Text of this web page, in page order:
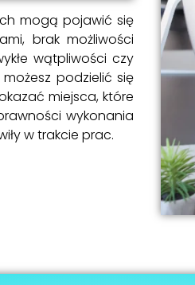
mogą pojawić się
brak możliwości
wątpliwości czy
podzielić się
miejsca, które
wykonania
w trakcie prac.